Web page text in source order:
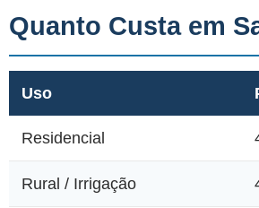
Quanto Custa em
Uso
Residencial
Rural / Irrigação